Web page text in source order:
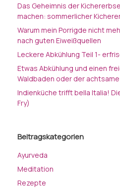
Das Geheimnis der
machen: sommerlicher
Warum mein Porrigde nicht
nach guten Eiweißquellen
Leckere Abkühlung Teil 1-
Etwas Abkühlung und einen
Waldbaden oder der
Indienküche trifft bella Italia!
Fry)
Beitragskategorien
Ayurveda
Meditation
Rezepte